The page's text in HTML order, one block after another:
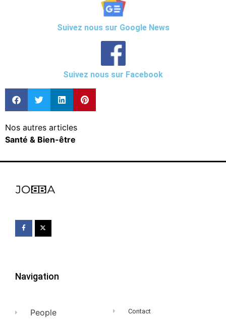
Suivez nous sur Google News
Suivez nous sur Facebook
Nos autres articles
Santé & Bien-être
Navigation
People
Contact